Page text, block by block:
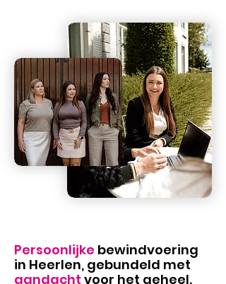
Persoonlijke bewindvoering
in Heerlen, gebundeld met
aandacht voor het geheel.